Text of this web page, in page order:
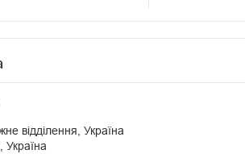
відділення, Україна
Україна